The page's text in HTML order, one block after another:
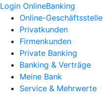
Login OnlineBanking
Online-Geschäftsstelle
Privatkunden
Firmenkunden
Private Banking
Banking & Verträge
Meine Bank
Service & Mehrwerte